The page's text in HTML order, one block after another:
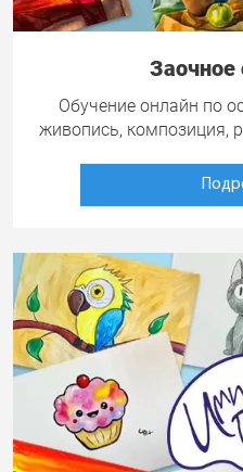
Заочное
Обучение онлайн по
живопись, композиция,